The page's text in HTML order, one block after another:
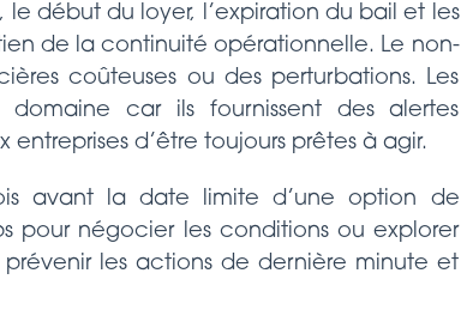
début du loyer, l’expiration du bail et les
de la continuité opérationnelle. Le non-
coûteuses ou des perturbations. Les
car ils fournissent des alertes
d’être toujours prêtes à agir.
avant la date limite d’une option de
pour négocier les conditions ou explorer
les actions de dernière minute et